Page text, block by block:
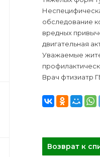
обследование
вредных
двигательная
Уважаемые
Врач фтизиатр
Возврат к